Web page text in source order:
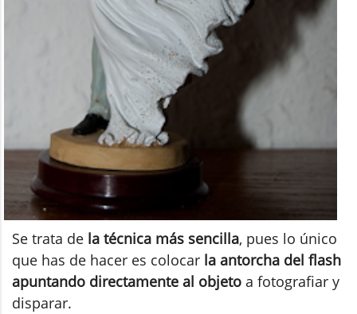
Se trata de la técnica más sencilla, pues lo único
que has de hacer es colocar la antorcha del flash
apuntando directamente al objeto a fotografiar y
disparar.